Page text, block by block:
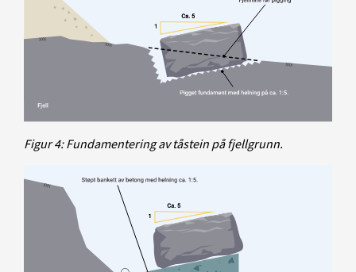
Figur 4: Fundamentering av tåstein på fjellgrunn.